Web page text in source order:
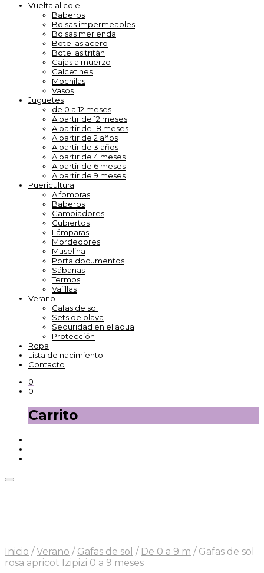
Vuelta al cole
Baberos
Bolsas impermeables
Bolsas merienda
Botellas acero
Botellas tritán
Cajas almuerzo
Calcetines
Mochilas
Vasos
Juguetes
de 0 a 12 meses
A partir de 12 meses
A partir de 18 meses
A partir de 2 años
A partir de 3 años
A partir de 4 meses
A partir de 6 meses
A partir de 9 meses
Puericultura
Alfombras
Baberos
Cambiadores
Cubiertos
Lámparas
Mordedores
Muselina
Porta documentos
Sábanas
Termos
Vajillas
Verano
Gafas de sol
Sets de playa
Seguridad en el agua
Protección
Ropa
Lista de nacimiento
Contacto
0
0
Carrito
Inicio / Verano / Gafas de sol / De 0 a 9 m / Gafas de sol
rosa apricot Izipizi 0 a 9 meses